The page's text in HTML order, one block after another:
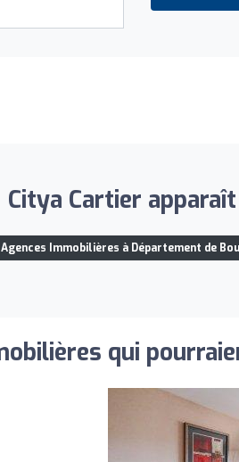
Citya Cartier
Agences Immobilières à Département de
qui